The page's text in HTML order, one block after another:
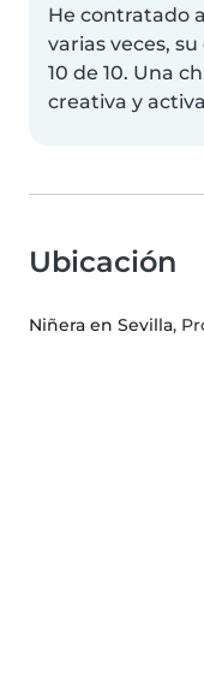
He contratado
varias veces,
10 de 10. Una
creativa y
Ubicación
Niñera en Sevilla,